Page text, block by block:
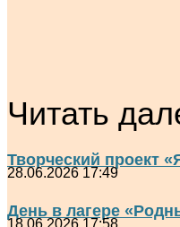
Читать
Творческий проект
28.06.2026 17:49
День в лагере
18.06.2026 17:58